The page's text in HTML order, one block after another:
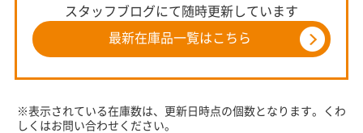
スタッフブログにて随時更新しています
最新在庫品一覧はこちら
※表示されている在庫数は、更新日時点の個数となります。くわ
しくはお問い合わせください。